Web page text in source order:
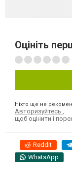
Оцініть
Ніхто ще не
Авторизуйтесь
щоб оцінити і
Reddit
WhatsApp